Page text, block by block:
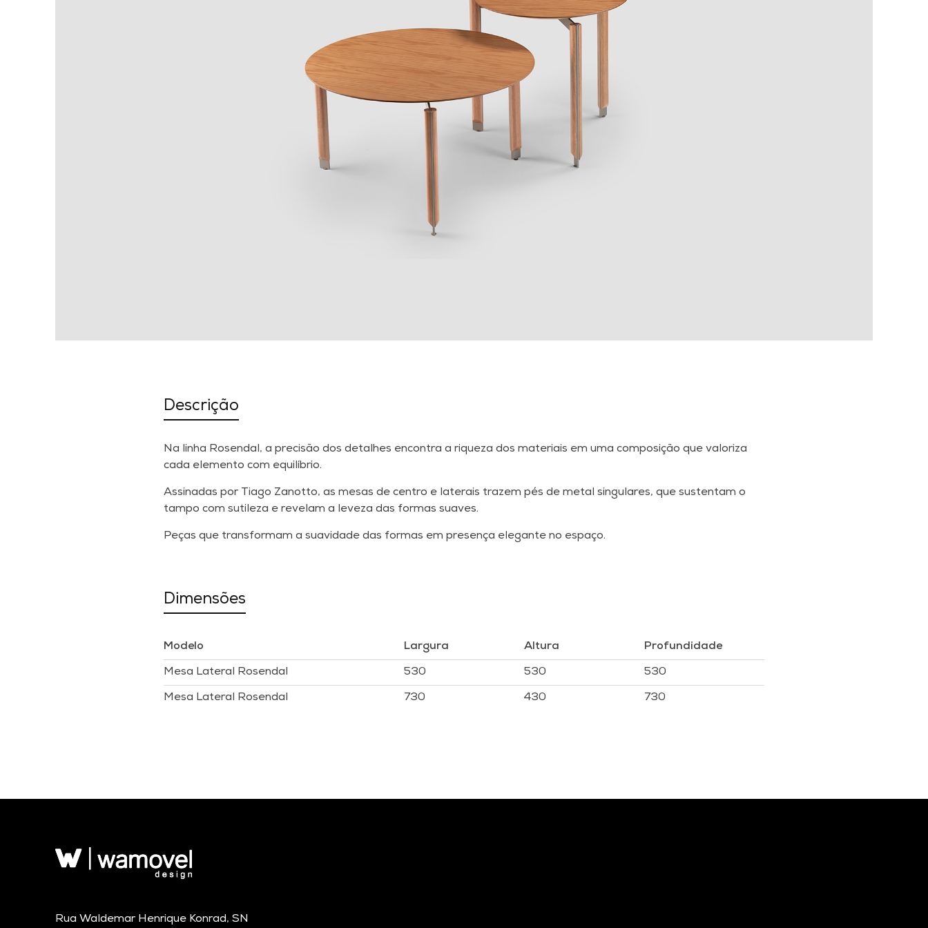
Descrição
Na linha Rosendal, a precisão dos detalhes encontra a riqueza dos materiais em uma composição que valoriza
cada elemento com equilíbrio.
Assinadas por Tiago Zanotto, as mesas de centro e laterais trazem pés de metal singulares, que sustentam o
tampo com sutileza e revelam a leveza das formas suaves.
Peças que transformam a suavidade das formas em presença elegante no espaço.
Dimensões
Modelo Largura Altura Profundidade
Mesa Lateral Rosendal 530 530 530
Mesa Lateral Rosendal 730 430 730
Rua Waldemar Henrique Konrad, SN